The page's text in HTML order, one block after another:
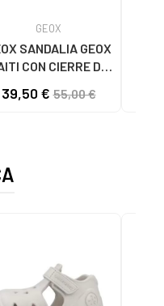
GEOX
SANDALIA GEOX
CON CIERRE DE
GOLD
39,50 €55,00 €